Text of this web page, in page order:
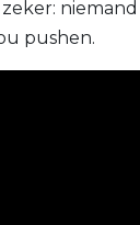
zeker:
pushen.